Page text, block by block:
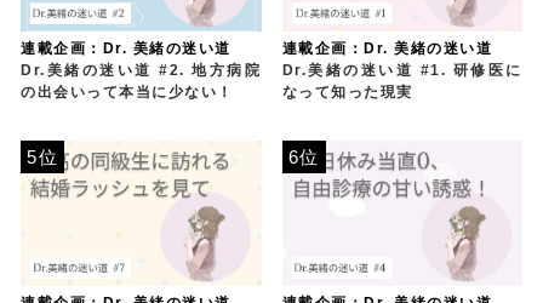
連載企画：Dr. 美緒の迷い道
Dr.美緒の迷い道 #2. 地方病院
の出会いって本当に少ない！
連載企画：Dr. 美緒の迷い道
Dr.美緒の迷い道 #1. 研修医に
なって知った現実
5位 6位